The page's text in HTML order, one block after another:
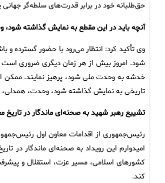
حق‌طلبانه خود در برابر قدرت‌های سلطه‌گر جهانی
آنچه باید در این مقطع به نمایش گذاشته
وی تأکید کرد: انتظار می‌رود با حضور گسترده و
شود. امروز بیش از هر زمان دیگری ضروری است
خدشه به وحدت ملی شود، پرهیز نمایند. ممکن
تاریخی به نمایش گذاشته شود، وحدت،
تشییع رهبر شهید به صحنه‌ای ماندگار در تاریخ
رئیس‌جمهوری از اقدامات معاون اول
امیدوارم این رویداد به صحنه‌ای ماندگار در
کشورهای اسلامی، مسیر عزت، استقلال و
کند.